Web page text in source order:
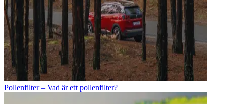
Pollenfilter – Vad är ett pollenfilter?